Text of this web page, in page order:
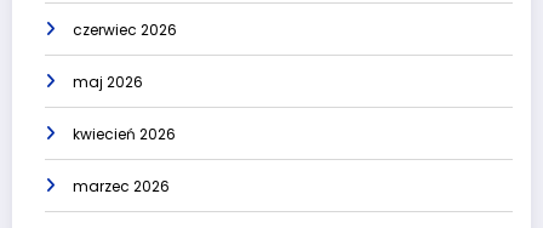
czerwiec 2026
maj 2026
kwiecień 2026
marzec 2026